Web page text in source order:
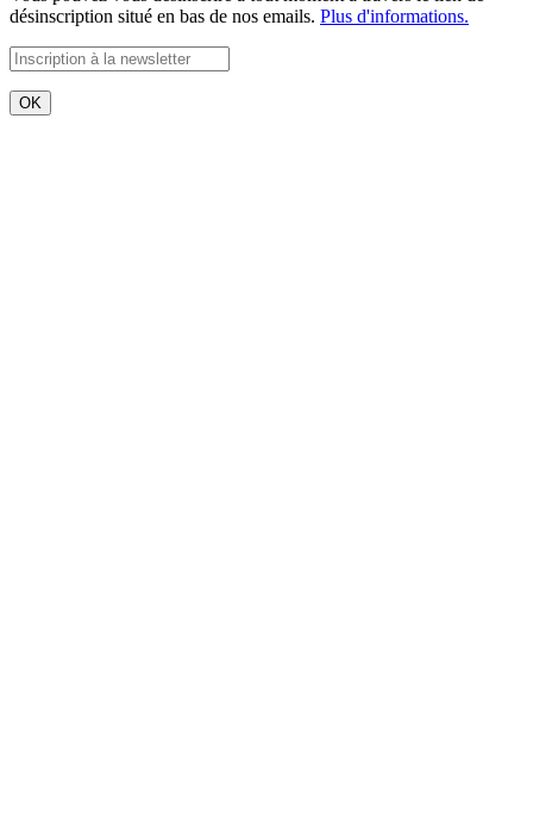
désinscription situé en bas de nos emails. Plus d'informations.